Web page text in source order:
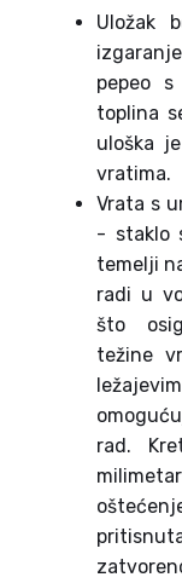
Uložak
pepeo s
toplina
uloška
vratima.
Vrata s
- staklo
temelji
radi u
što
težine
rad.